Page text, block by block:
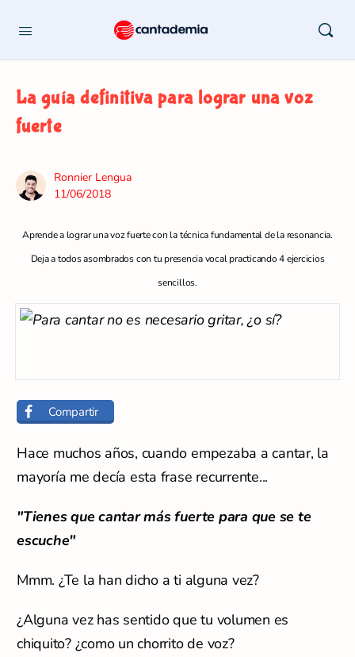
La guía definitiva para lograr una voz
fuerte
Ronnier Lengua
11/06/2018
Aprende a lograr una voz fuerte con la técnica fundamental de la resonancia.
Deja a todos asombrados con tu presencia vocal practicando 4 ejercicios
sencillos.
Compartir
Hace muchos años, cuando empezaba a cantar, la
mayoría me decía esta frase recurrente...
"Tienes que cantar más fuerte para que se te
escuche"
Mmm. ¿Te la han dicho a ti alguna vez?
¿Alguna vez has sentido que tu volumen es
chiquito? ¿como un chorrito de voz?